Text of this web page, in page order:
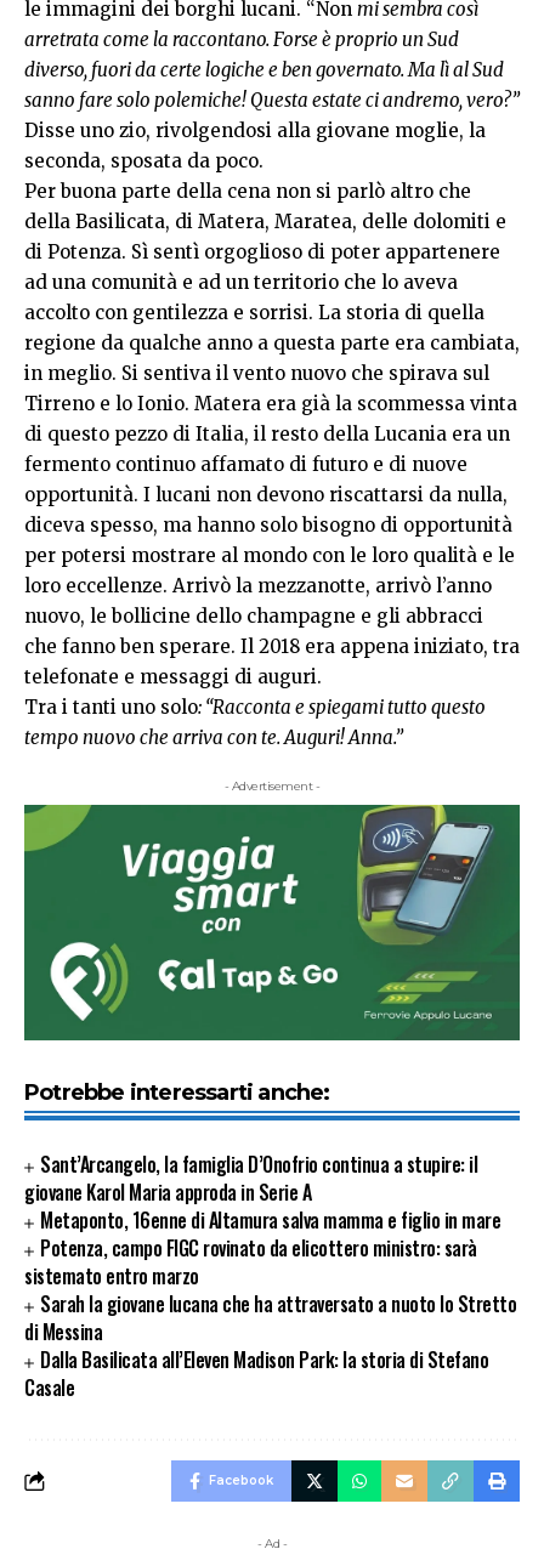
le immagini dei borghi lucani. “Non mi sembra così
arretrata come la raccontano. Forse è proprio un Sud
diverso, fuori da certe logiche e ben governato. Ma lì al Sud
sanno fare solo polemiche! Questa estate ci andremo, vero?”
Disse uno zio, rivolgendosi alla giovane moglie, la
seconda, sposata da poco.
Per buona parte della cena non si parlò altro che
della Basilicata, di Matera, Maratea, delle dolomiti e
di Potenza. Sì sentì orgoglioso di poter appartenere
ad una comunità e ad un territorio che lo aveva
accolto con gentilezza e sorrisi. La storia di quella
regione da qualche anno a questa parte era cambiata,
in meglio. Si sentiva il vento nuovo che spirava sul
Tirreno e lo Ionio. Matera era già la scommessa vinta
di questo pezzo di Italia, il resto della Lucania era un
fermento continuo affamato di futuro e di nuove
opportunità. I lucani non devono riscattarsi da nulla,
diceva spesso, ma hanno solo bisogno di opportunità
per potersi mostrare al mondo con le loro qualità e le
loro eccellenze. Arrivò la mezzanotte, arrivò l’anno
nuovo, le bollicine dello champagne e gli abbracci
che fanno ben sperare. Il 2018 era appena iniziato, tra
telefonate e messaggi di auguri.
Tra i tanti uno solo: “Racconta e spiegami tutto questo
tempo nuovo che arriva con te. Auguri! Anna.”
- Advertisement -
Potrebbe interessarti anche:
Sant’Arcangelo, la famiglia D’Onofrio continua a stupire: il
giovane Karol Maria approda in Serie A
Metaponto, 16enne di Altamura salva mamma e figlio in mare
Potenza, campo FIGC rovinato da elicottero ministro: sarà
sistemato entro marzo
Sarah la giovane lucana che ha attraversato a nuoto lo Stretto
di Messina
Dalla Basilicata all’Eleven Madison Park: la storia di Stefano
Casale
Facebook
- Ad -